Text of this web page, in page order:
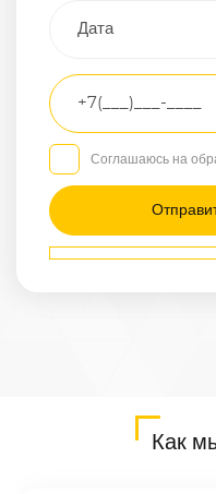
Грузовой
Другое
Транспортное
средство
Седан
/
Маршрут
Белогорск
Соглашаюсь на
Как